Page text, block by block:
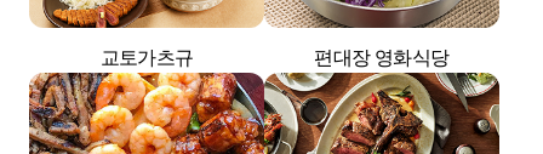
교토가츠규 편대장 영화식당